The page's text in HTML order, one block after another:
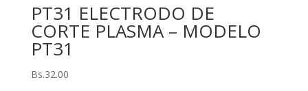
PT31 ELECTRODO DE
CORTE PLASMA – MODELO
PT31
Bs.32.00